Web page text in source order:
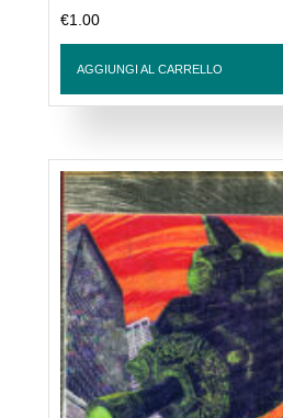
€1.00
AGGIUNGI AL CARRELLO